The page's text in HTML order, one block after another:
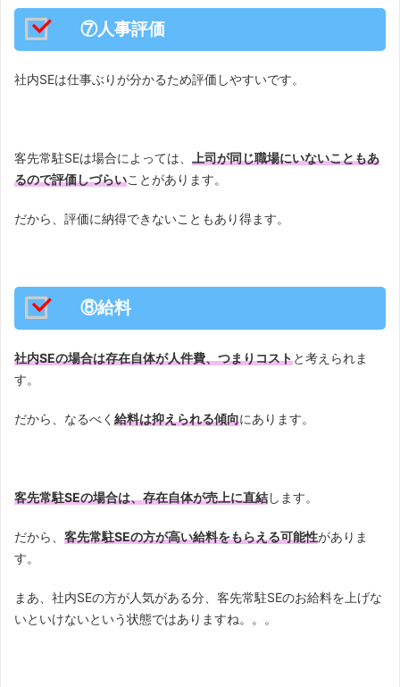
⑦人事評価
社内SEは仕事ぶりが分かるため評価しやすいです。
客先常駐SEは場合によっては、 上司が同じ職場にいないこともあ
るので評価しづらいことがあります。
だから、評価に納得できないこともあり得ます。
⑧給料
社内SEの場合は存在自体が人件費、つまりコストと考えられま
す。
だから、なるべく 給料は抑えられる傾向にあります。
客先常駐SEの場合は、存在自体が売上に直結します。
だから、 客先常駐SEの方が高い給料をもらえる可能性がありま
す。
まあ、社内SEの方が人気がある分、客先常駐SEのお給料を上げな
いといけないという状態ではありますね。。。